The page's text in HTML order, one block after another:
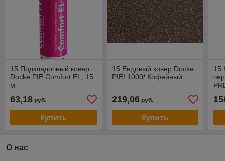
15 Подкладочный ковер
Docke PIE Comfort EL, 15
м
63,18 руб.
Купить
15 Ендовый ковер Döcke
PIE/ 1000/ Кофейный
219,06руб.
Купить
15
О нас